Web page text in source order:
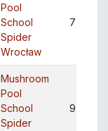
Pool
School
Spider
Wrocław
7
Mushroom
Pool
School
Spider
9